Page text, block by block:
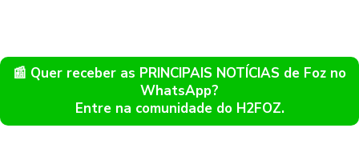
📰 Quer receber as PRINCIPAIS NOTÍCIAS de Foz no
WhatsApp?
Entre na comunidade do H2FOZ.